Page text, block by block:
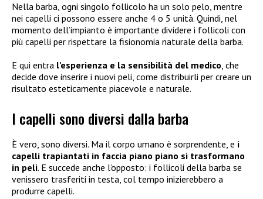
Nella barba, ogni singolo follicolo ha un solo pelo, mentre
nei capelli ci possono essere anche 4 o 5 unità. Quindi, nel
momento dell’impianto è importante dividere i follicoli con
più capelli per rispettare la fisionomia naturale della barba.
E qui entra l’esperienza e la sensibilità del medico, che
decide dove inserire i nuovi peli, come distribuirli per creare un
risultato esteticamente piacevole e naturale.
I capelli sono diversi dalla barba
È vero, sono diversi. Ma il corpo umano è sorprendente, e i
capelli trapiantati in faccia piano piano si trasformano
in peli. E succede anche l’opposto: i follicoli della barba se
venissero trasferiti in testa, col tempo inizierebbero a
produrre capelli.